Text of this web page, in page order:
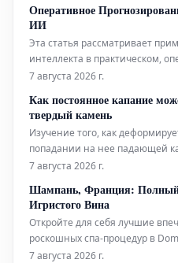
Помимо этого, новый датчик
перспективы для применения в
Оперативное
ИИ
Эта статья рассматривает
интеллекта в практическом,
тропических циклонов.
суровых погодных явлений.
7 августа 2026 г.
Как постоянное капание
твердый камень
Изучение того, как
попадании на нее падающей
эрозионной мощи воды.
7 августа 2026 г.
Шампань, Франция: Полный
Игристого Вина
Откройте для себя лучшие
роскошных спа-процедур в
живого хип-хопа до
7 августа 2026 г.